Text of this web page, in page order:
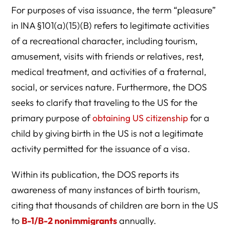
For purposes of visa issuance, the term “pleasure”
in INA §101(a)(15)(B) refers to legitimate activities
of a recreational character, including tourism,
amusement, visits with friends or relatives, rest,
medical treatment, and activities of a fraternal,
social, or services nature. Furthermore, the DOS
seeks to clarify that traveling to the US for the
primary purpose ofobtaining US citizenshipfor a
child by giving birth in the US is not a legitimate
activity permitted for the issuance of a visa.
Within its publication, the DOS reports its
awareness of many instances of birth tourism,
citing that thousands of children are born in the US
to B-1/B-2 nonimmigrantsannually.